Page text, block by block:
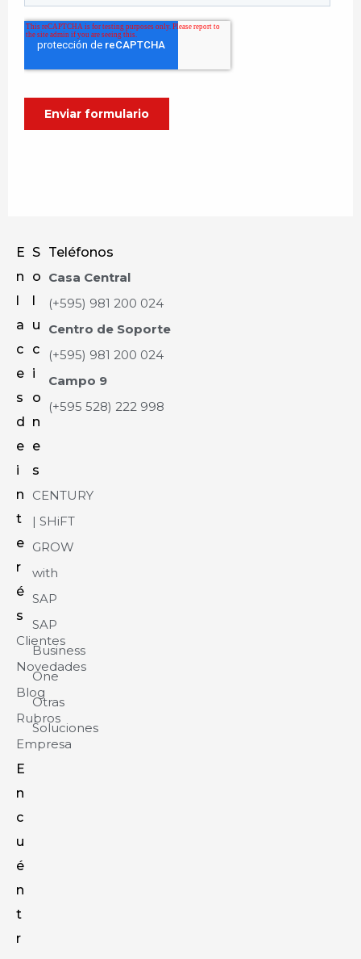
E
n
a
c
e
s
d
e
i
n
t
e
r
é
s
Clientes
Novedades
Blog
Rubros
Empresa
E
n
c
u
é
n
t
r
S
o
u
c
i
o
n
e
s
CENTURY
| SHiFT
GROW
with
SAP
SAP
Business
One
Otras
Soluciones
Teléfonos
Casa Central
(+595) 981 200 024
Centro de Soporte
(+595) 981 200 024
Campo 9
(+595 528) 222 998